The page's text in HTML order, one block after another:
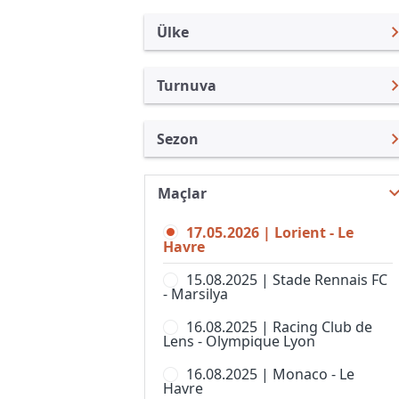
Ülke
Fransa
Türkiye
Uluslararası
Uluslararası Kulüpler
Turkiye
İngiltere
İspanya
Almanya Amatör
İtalya
Turnuva
Coupe de la Ligue
Coupe de France
Fransa Kupası, Kadınlar
Lig 1, Bayanlar
National 1
Seconde Ligue, Women
Sezon
Ligue 1 26/27
Ligue 1 24/25
Ligue 1 23/24
Ligue 1 22/23
Ligue 1 21/22
Ligue 1 20/21
Maçlar
17.05.2026 | Lorient - Le
Havre
15.08.2025 | Stade Rennais FC
- Marsilya
16.08.2025 | Racing Club de
Lens - Olympique Lyon
16.08.2025 | Monaco - Le
Havre